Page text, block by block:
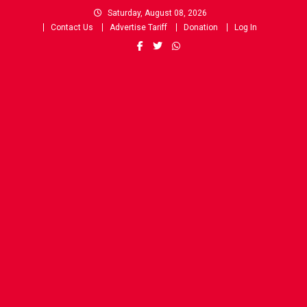
Saturday, August 08, 2026
Contact Us
Advertise Tariff Donation Log In